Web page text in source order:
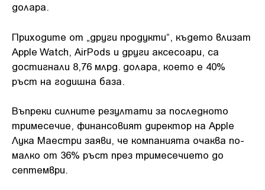
долара.
Приходите от „други продукти“, където влизат
Apple Watch, AirPods и други аксесоари, са
достигнали 8,76 млрд. долара, което е 40%
ръст на годишна база.
Въпреки силните резултати за последното
тримесечие, финансовият директор на Apple
Лука Маестри заяви, че компанията очаква по-
малко от 36% ръст през тримесечието до
септември.